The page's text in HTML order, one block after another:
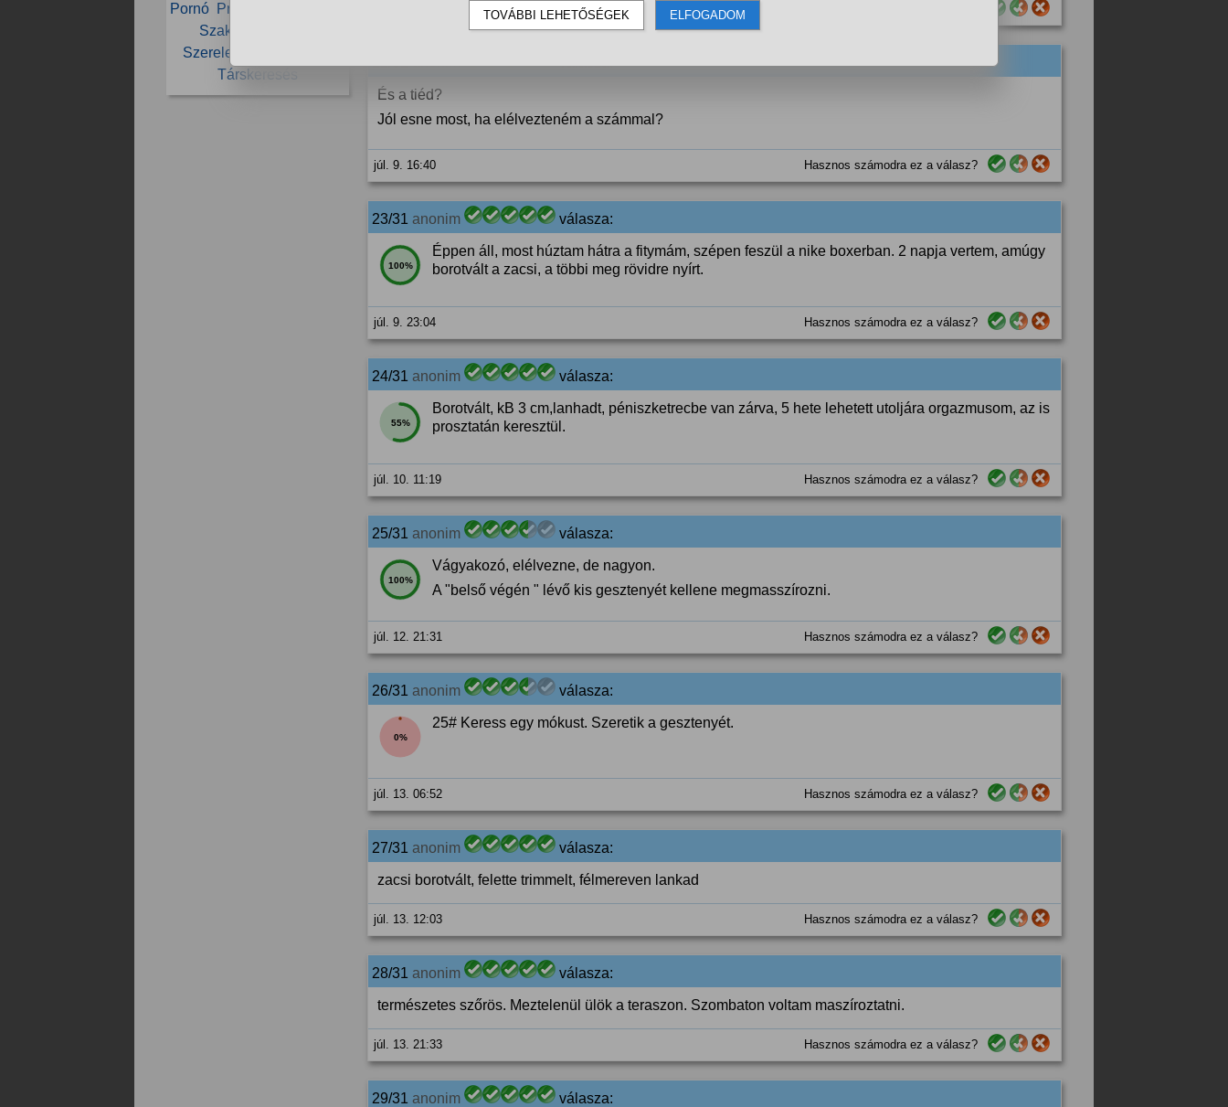
Pornó
Pride
Szakítás
Szerelem
Társkeresés
22/31anonim válasza:
És a tiéd?
Jól esne most, ha elélvezteném a számmal?
júl. 9. 16:40 Hasznos számodra ez a válasz?
23/31 anonim válasza:
100%
Éppen áll, most húztam hátra a fitymám, szépen feszül a nike boxerban. 2 napja vertem, amúgy
borotvált a zacsi, a többi meg rövidre nyírt.
júl. 9. 23:04 Hasznos számodra ez a válasz?
24/31 anonim válasza:
55%
Borotvált, kB 3 cm,lanhadt, péniszketrecbe van zárva, 5 hete lehetett utoljára orgazmusom, az is
prosztatán keresztül.
júl. 10. 11:19 Hasznos számodra ez a válasz?
25/31 anonim válasza:
100%
Vágyakozó, elélvezne, de nagyon.
A "belső végén " lévő kis gesztenyét kellene megmasszírozni.
júl. 12. 21:31 Hasznos számodra ez a válasz?
26/31 anonim válasza:
0%
25# Keress egy mókust. Szeretik a gesztenyét.
júl. 13. 06:52 Hasznos számodra ez a válasz?
27/31 anonim válasza:
zacsi borotvált, felette trimmelt, félmereven lankad
júl. 13. 12:03 Hasznos számodra ez a válasz?
28/31 anonim válasza:
természetes szőrös. Meztelenül ülök a teraszon. Szombaton voltam maszíroztatni.
júl. 13. 21:33 Hasznos számodra ez a válasz?
29/31 anonim válasza: